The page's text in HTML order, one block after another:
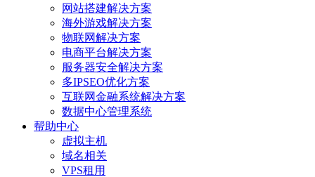
网站搭建解决方案
海外游戏解决方案
物联网解决方案
电商平台解决方案
服务器安全解决方案
多IPSEO优化方案
互联网金融系统解决方案
数据中心管理系统
帮助中心
虚拟主机
域名相关
VPS租用